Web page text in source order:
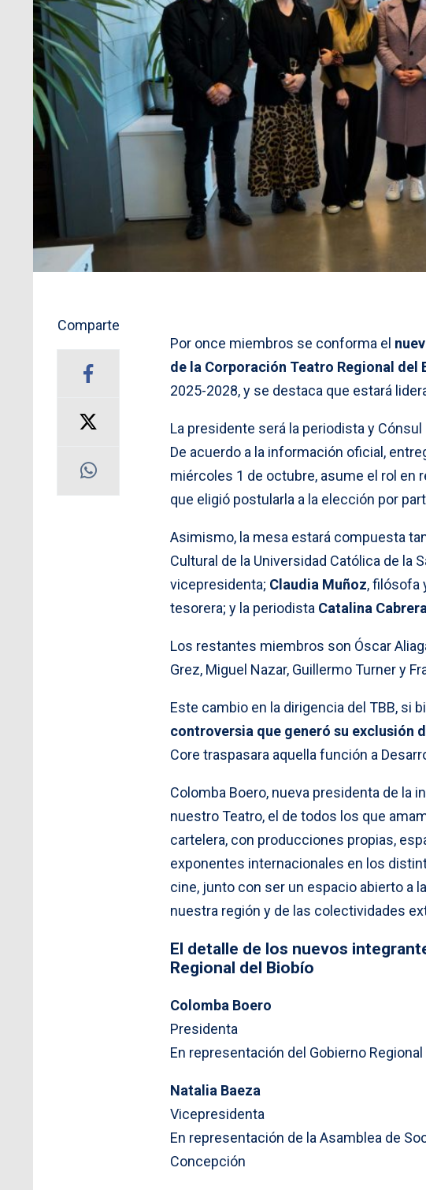
Comparte
Por once miembros se conforma el
de la Corporación Teatro Regional del
2025-2028, y se destaca que estará
La presidente será la periodista y
De acuerdo a la información oficial,
miércoles 1 de octubre, asume el rol en
que eligió postularla a la elección por
Asimismo, la mesa estará compuesta
Cultural de la Universidad Católica de la
vicepresidenta; Claudia Muñoz, filósofa
tesorera; y la periodista Catalina Cabrera
Los restantes miembros son Óscar
Grez, Miguel Nazar, Guillermo Turner y
Este cambio en la dirigencia del TBB, si
controversia que generó su exclusión
Core traspasara aquella función a
Colomba Boero, nueva presidenta de la
nuestro Teatro, el de todos los que
cartelera, con producciones propias,
exponentes internacionales en los
cine, junto con ser un espacio abierto a
nuestra región y de las colectividades
El detalle de los nuevos
Regional del Biobío
Colomba Boero
Presidenta
En representación del Gobierno
Natalia Baeza
Vicepresidenta
En representación de la Asamblea de
Concepción